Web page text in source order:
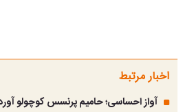
اخبار مرتبط
آواز احساسی؛ حامیم پرنسس کوچولو